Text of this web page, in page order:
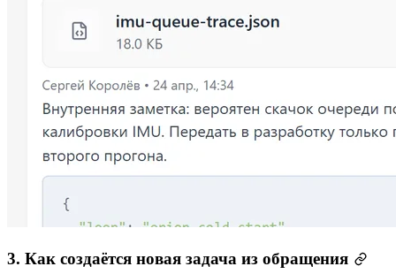
3. Как создаётся новая задача из обращения